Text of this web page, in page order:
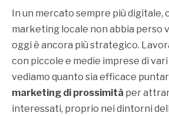
In un mercato sempre più digitale,
marketing locale non abbia perso
oggi è ancora più strategico.
con piccole e medie imprese di
vediamo quanto sia efficace
marketing di prossimità per
interessati, proprio nei dintorni